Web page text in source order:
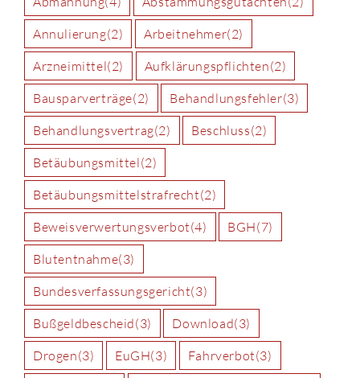
Annulierung(2) Arbeitnehmer(2)
Arzneimittel(2) Aufklärungspflichten(2)
Bausparverträge(2) Behandlungsfehler(3)
Behandlungsvertrag(2) Beschluss(2)
Betäubungsmittel(2)
Betäubungsmittelstrafrecht(2)
Beweisverwertungsverbot(4) BGH(7)
Blutentnahme(3)
Bundesverfassungsgericht(3)
Bußgeldbescheid(3) Download(3)
Drogen(3) EuGH(3) Fahrverbot(3)